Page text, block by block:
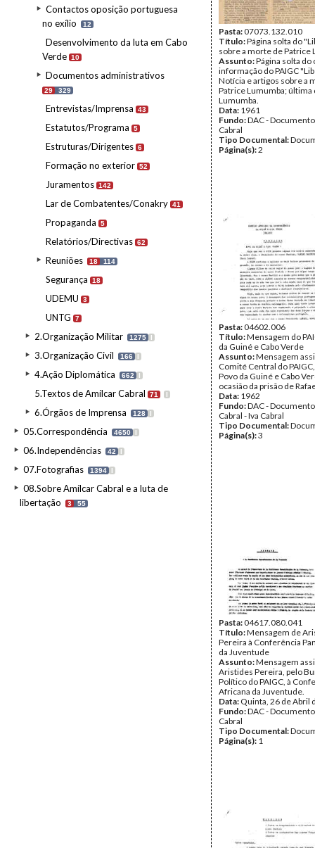
Contactos oposição portuguesa
no exílio
12
Desenvolvimento da luta em Cabo
Verde 10
Documentos administrativos
29 329
Entrevistas/Imprensa 43
Estatutos/Programa 5
Estruturas/Dirigentes 6
Formação no exterior 52
Juramentos 142
Lar de Combatentes/Conakry 41
Propaganda 5
Relatórios/Directivas 62
Reuniões 18 114
Segurança 18
UDEMU 3
UNTG 7
2.Organização Militar 1275 I
3.Organização Civil 166 I
4.Ação Diplomática 662 I
5.Textos de Amílcar Cabral 71 I
6.Órgãos de Imprensa 128 I
05.Correspondência 4650 I
06.Independências 42 I
07.Fotografias 1394 I
08.Sobre Amílcar Cabral e a luta de
libertação
3 55
Pasta:07073.132.010
Título:Página solta do
sobre a morte de Patrice
Assunto:Página solta do
informação do PAIGC
Notícia e artigos sobre a
Patrice Lumumba; última
Lumumba.
Data: 1961
Fundo:DAC -
Cabral
Tipo Documental:
Página(s):2
Pasta:04602.006
Título:Mensagem do
da Guiné e Cabo Verde
Assunto:Mensagem
Comité Central do
Povo da Guiné e Cabo
ocasião da prisão de
Data: 1962
Fundo:DAC -
Cabral - Iva Cabral
Tipo Documental:
Página(s):3
Pasta:04617.080.041
Título:Mensagem de
Pereira à Conferência
da Juventude
Assunto:Mensagem
Aristides Pereira, pelo
Político do PAIGC, à
Africana da Juventude.
Data: Quinta, 26 de Abril
Fundo:DAC -
Cabral
Tipo Documental:
Página(s): 1